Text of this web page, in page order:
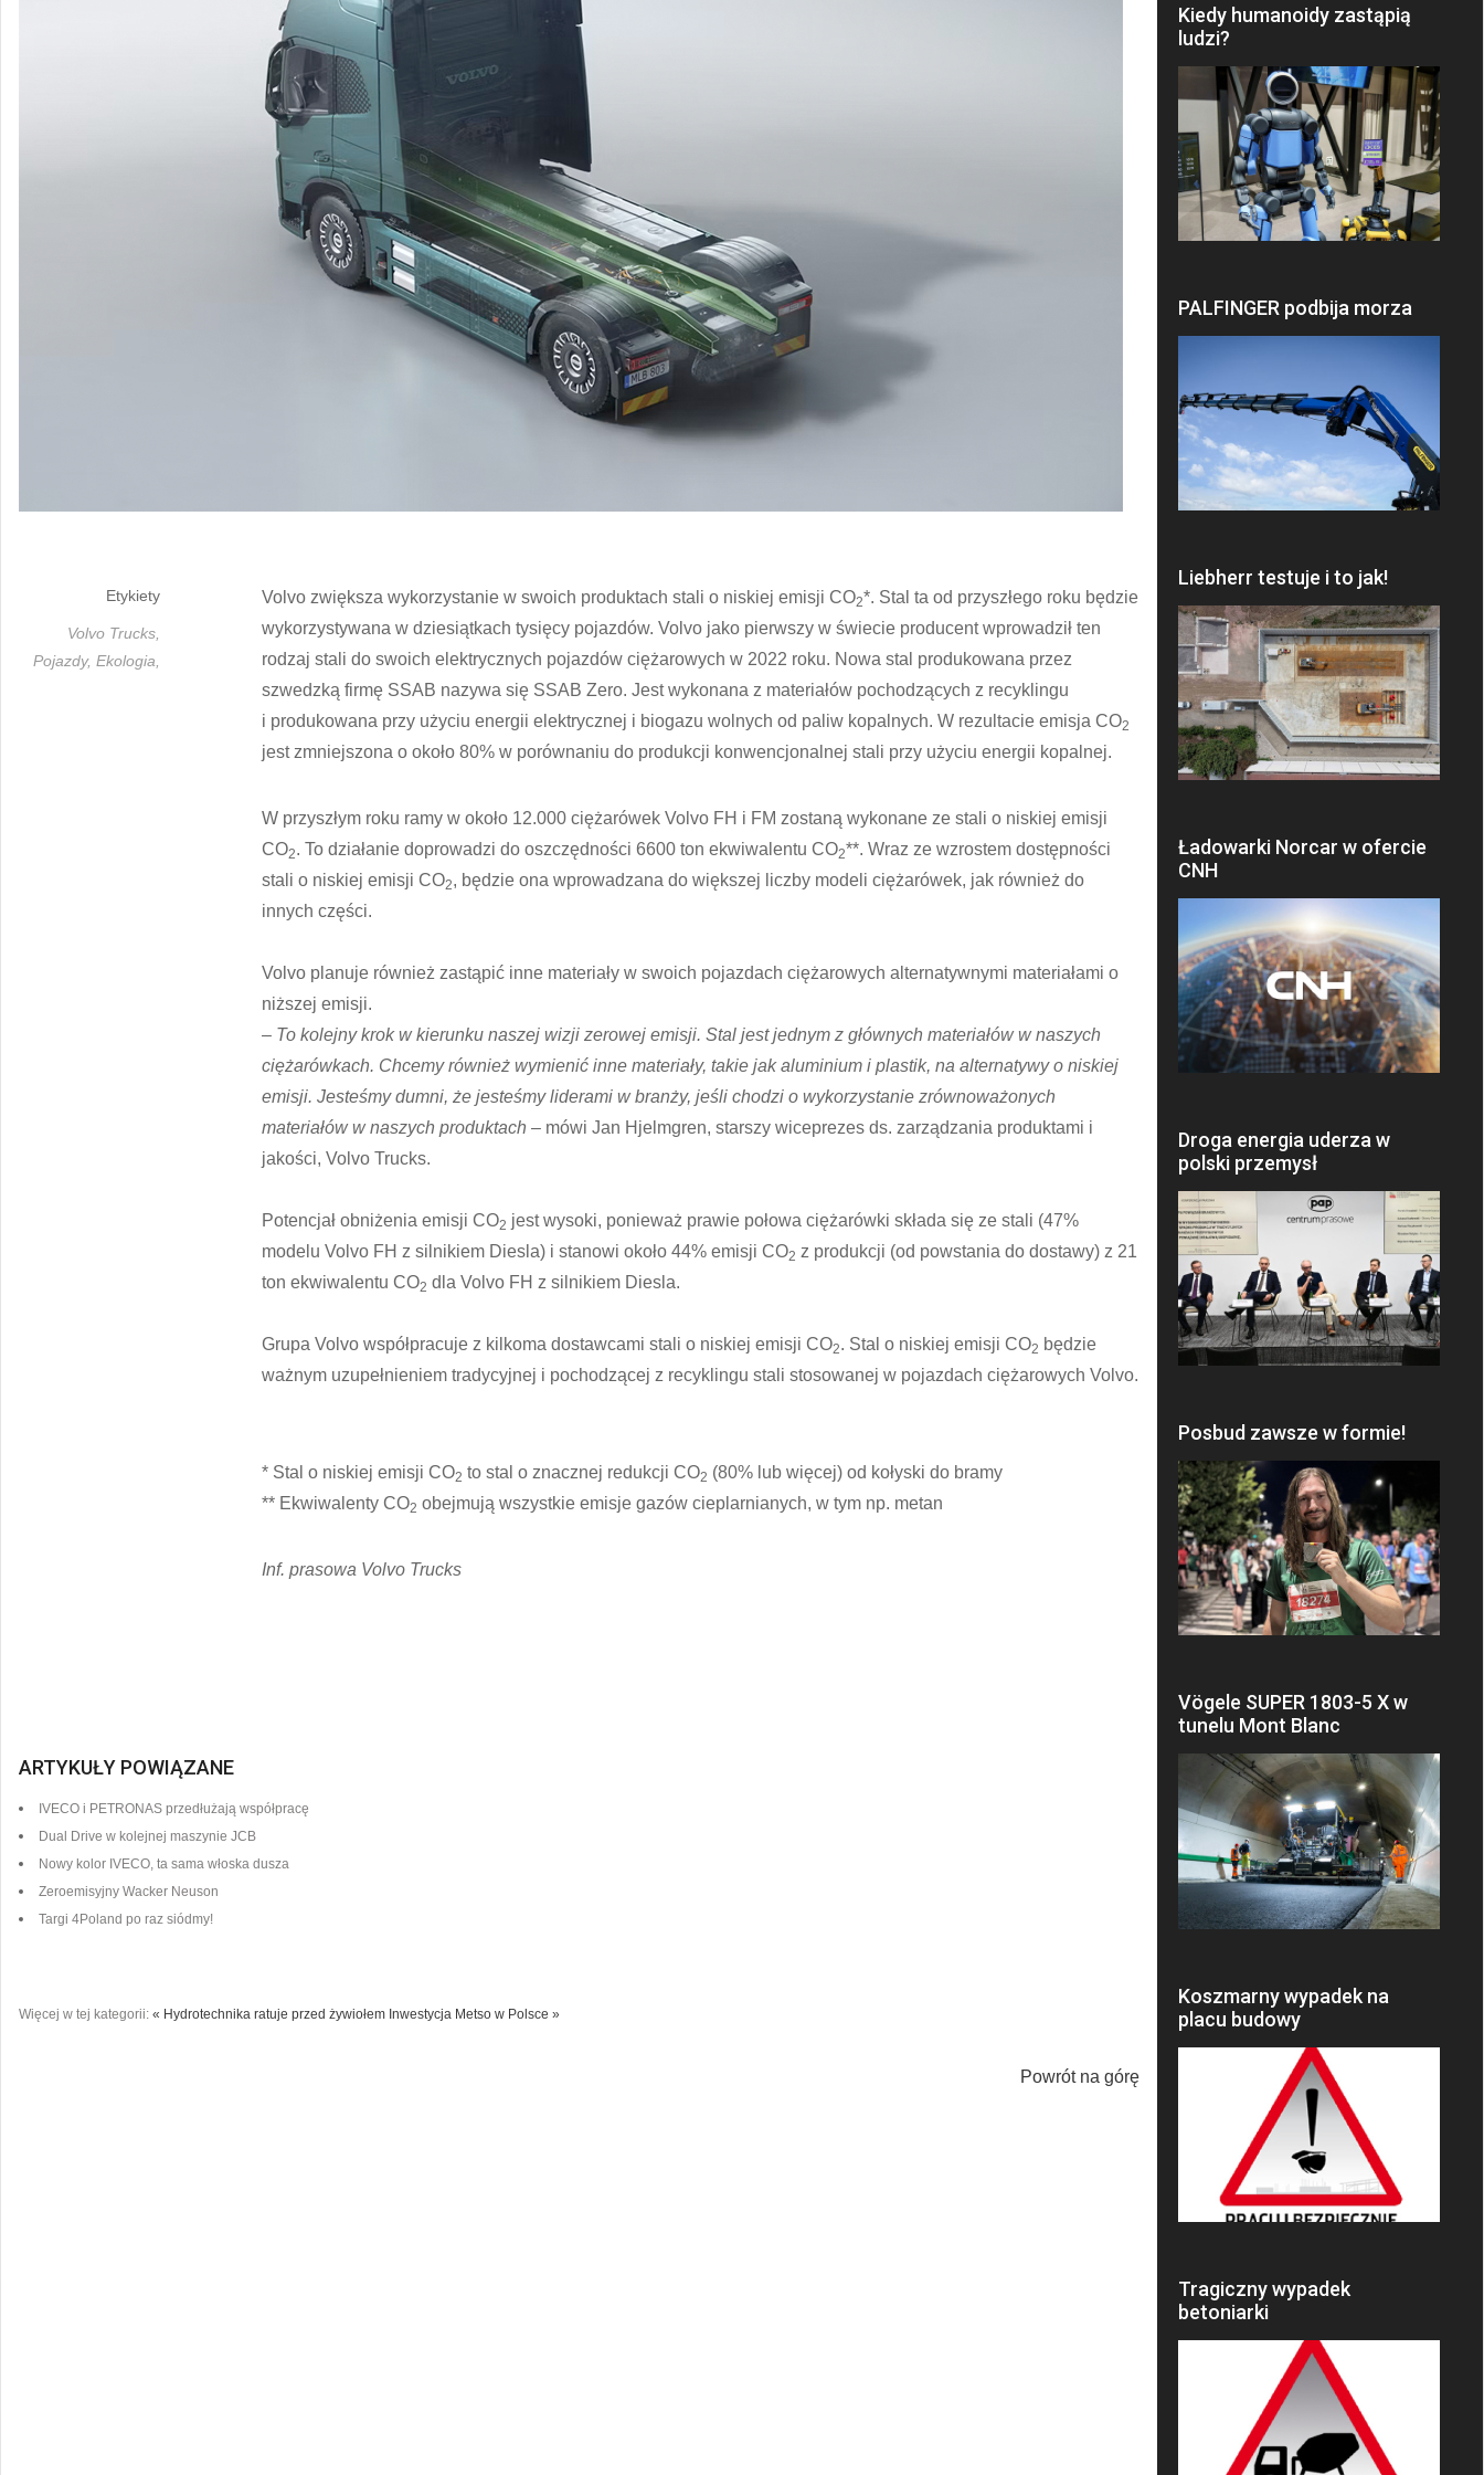
Etykiety
Volvo Trucks,
Pojazdy, Ekologia,
Volvo zwiększa wykorzystanie w swoich produktach stali o niskiej emisji CO2*. Stal ta od przyszłego roku będzie
wykorzystywana w dziesiątkach tysięcy pojazdów. Volvo jako pierwszy w świecie producent wprowadził ten
rodzaj stali do swoich elektrycznych pojazdów ciężarowych w 2022 roku. Nowa stal produkowana przez
szwedzką firmę SSAB nazywa się SSAB Zero. Jest wykonana z materiałów pochodzących z recyklingu
i produkowana przy użyciu energii elektrycznej i biogazu wolnych od paliw kopalnych. W rezultacie emisja CO2
jest zmniejszona o około 80% w porównaniu do produkcji konwencjonalnej stali przy użyciu energii kopalnej.
W przyszłym roku ramy w około 12.000 ciężarówek Volvo FH i FM zostaną wykonane ze stali o niskiej emisji
CO2. To działanie doprowadzi do oszczędności 6600 ton ekwiwalentu CO2**. Wraz ze wzrostem dostępności
stali o niskiej emisji CO2, będzie ona wprowadzana do większej liczby modeli ciężarówek, jak również do
innych części.
Volvo planuje również zastąpić inne materiały w swoich pojazdach ciężarowych alternatywnymi materiałami o
niższej emisji.
– To kolejny krok w kierunku naszej wizji zerowej emisji. Stal jest jednym z głównych materiałów w naszych
ciężarówkach. Chcemy również wymienić inne materiały, takie jak aluminium i plastik, na alternatywy o niskiej
emisji. Jesteśmy dumni, że jesteśmy liderami w branży, jeśli chodzi o wykorzystanie zrównoważonych
materiałów w naszych produktach – mówi Jan Hjelmgren, starszy wiceprezes ds. zarządzania produktami i
jakości, Volvo Trucks.
Potencjał obniżenia emisji CO2 jest wysoki, ponieważ prawie połowa ciężarówki składa się ze stali (47%
modelu Volvo FH z silnikiem Diesla) i stanowi około 44% emisji CO2 z produkcji (od powstania do dostawy) z 21
ton ekwiwalentu CO2 dla Volvo FH z silnikiem Diesla.
Grupa Volvo współpracuje z kilkoma dostawcami stali o niskiej emisji CO2. Stal o niskiej emisji CO2 będzie
ważnym uzupełnieniem tradycyjnej i pochodzącej z recyklingu stali stosowanej w pojazdach ciężarowych Volvo.
* Stal o niskiej emisji CO2 to stal o znacznej redukcji CO2 (80% lub więcej) od kołyski do bramy
** Ekwiwalenty CO2 obejmują wszystkie emisje gazów cieplarnianych, w tym np. metan
Inf. prasowa Volvo Trucks
ARTYKUŁY POWIĄZANE
IVECO i PETRONAS przedłużają współpracę
Dual Drive w kolejnej maszynie JCB
Nowy kolor IVECO, ta sama włoska dusza
Zeroemisyjny Wacker Neuson
Targi 4Poland po raz siódmy!
Więcej w tej kategorii: « Hydrotechnika ratuje przed żywiołem Inwestycja Metso w Polsce »
Powrót na górę
Kiedy humanoidy zastąpią
ludzi?
PALFINGER podbija morza
Liebherr testuje i to jak!
Ładowarki Norcar w ofercie
CNH
Droga energia uderza w
polski przemysł
Posbud zawsze w formie!
Vögele SUPER 1803-5 X w
tunelu Mont Blanc
Koszmarny wypadek na
placu budowy
Tragiczny wypadek
betoniarki